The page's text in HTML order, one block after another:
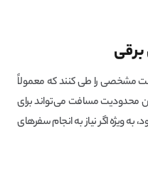
مشخصی را طی کنند که معمولاً
مسافت می‌تواند برای
ویژه اگر نیاز به انجام سفرهای